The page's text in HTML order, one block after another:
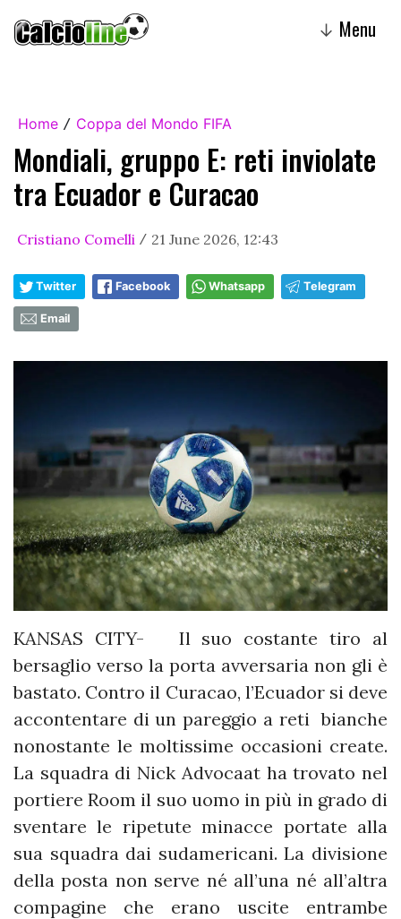
↓ Menu
Home / Coppa del Mondo FIFA
Mondiali, gruppo E: reti inviolate
tra Ecuador e Curacao
Cristiano Comelli / 21 June 2026, 12:43
Twitter Facebook Whatsapp Telegram
Email
KANSAS CITY- Il suo costante tiro al
bersaglio verso la porta avversaria non gli è
bastato. Contro il Curacao, l’Ecuador si deve
accontentare di un pareggio a reti bianche
nonostante le moltissime occasioni create.
La squadra di Nick Advocaat ha trovato nel
portiere Room il suo uomo in più in grado di
sventare le ripetute minacce portate alla
sua squadra dai sudamericani. La divisione
della posta non serve né all’una né all’altra
compagine che erano uscite entrambe